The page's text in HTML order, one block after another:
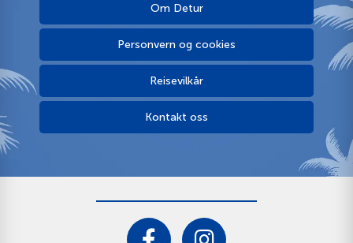
Om Detur
Personvern og cookies
Reisevilkår
Kontakt oss